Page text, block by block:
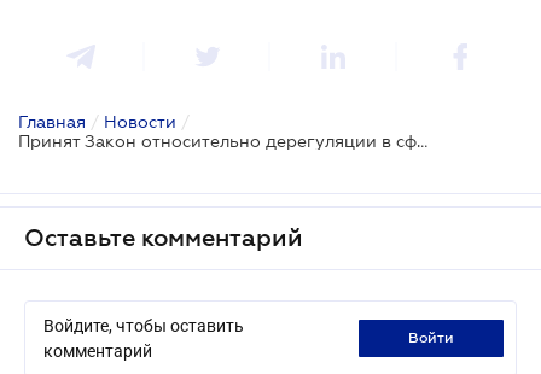
Главная / Новости /
Принят Закон относительно дерегуляции в сфере земельных отношений
Оставьте комментарий
Войдите, чтобы оставить
комментарий
войти